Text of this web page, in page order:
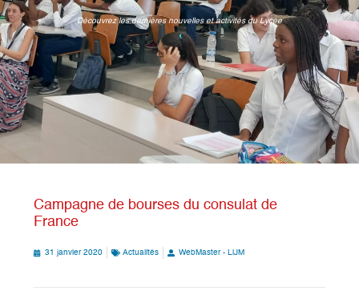
Découvrez les dernières nouvelles et activités du Lycée
Campagne de bourses du consulat de
France
31 janvier 2020 Actualités WebMaster - LiJM